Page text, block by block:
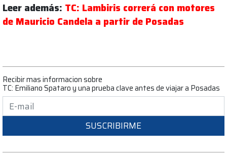
Leer además: TC: Lambiris correrá con motores
de Mauricio Candela a partir de Posadas
Recibir mas informacion sobre
TC: Emiliano Spataro y una prueba clave antes de viajar a Posadas
SUSCRIBIRME